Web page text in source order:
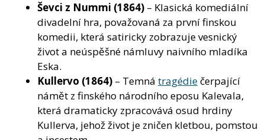
Ševci z Nummi (1864) – Klasická komediální
divadelní hra, považovaná za první finskou
komedii, která satiricky zobrazuje vesnický
život a neúspěšné námluvy naivního mladíka
Eska.
Kullervo (1864) – Temná tragédie čerpající
námět z finského národního eposu Kalevala,
která dramaticky zpracovává osud hrdiny
Kullerva, jehož život je zničen kletbou, pomstou